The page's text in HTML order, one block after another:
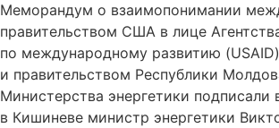
Меморандум о взаимопонимании
правительством США в лице
по международному развитию (USAID)
и правительством Республики
Министерства энергетики подписали
в Кишиневе министр энергетики